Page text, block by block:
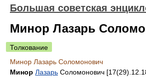
Большая советская
Минор Лазарь
Толкование
Минор Лазарь Соломонович
Минор Лазарь Соломонович